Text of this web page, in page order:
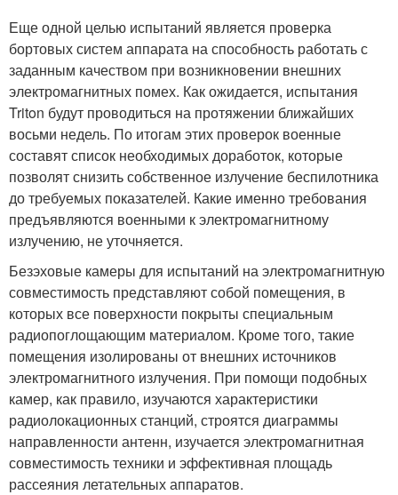
Еще одной целью испытаний является проверка
бортовых систем аппарата на способность работать с
заданным качеством при возникновении внешних
электромагнитных помех. Как ожидается, испытания
Triton будут проводиться на протяжении ближайших
восьми недель. По итогам этих проверок военные
составят список необходимых доработок, которые
позволят снизить собственное излучение беспилотника
до требуемых показателей. Какие именно требования
предъявляются военными к электромагнитному
излучению, не уточняется.
Безэховые камеры для испытаний на электромагнитную
совместимость представляют собой помещения, в
которых все поверхности покрыты специальным
радиопоглощающим материалом. Кроме того, такие
помещения изолированы от внешних источников
электромагнитного излучения. При помощи подобных
камер, как правило, изучаются характеристики
радиолокационных станций, строятся диаграммы
направленности антенн, изучается электромагнитная
совместимость техники и эффективная площадь
рассеяния летательных аппаратов.